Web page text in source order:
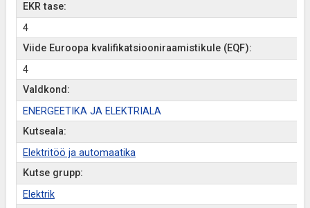
EKR tase:
4
Viide Euroopa kvalifikatsiooniraamistikule (EQF):
4
Valdkond:
ENERGEETIKA JA ELEKTRIALA
Kutseala:
Elektritöö ja automaatika
Kutse grupp:
Elektrik